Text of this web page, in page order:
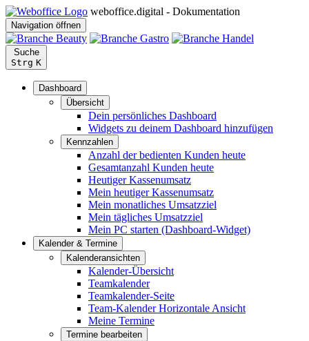
weboffice.digital - Dokumentation
Navigation öffnen
Suche
Strg K
Dashboard
Übersicht
Dein persönliches Dashboard
Widgets zu deinem Dashboard hinzufügen
Kennzahlen
Anzahl der bedienten Kunden heute
Gesamtanzahl Kunden heute
Heutiger Kassenumsatz
Mein heutiger Kassenumsatz
Mein monatliches Umsatzziel
Mein tägliches Umsatzziel
Mein PC starten (Dashboard-Widget)
Kalender & Termine
Kalenderansichten
Kalender-Übersicht
Teamkalender
Teamkalender-Seite
Team-Kalender Horizontale Ansicht
Meine Termine
Termine bearbeiten